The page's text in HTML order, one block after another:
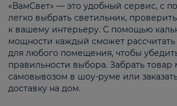
«ВамСвет» — это удобный сервис, с
легко выбрать светильник,
к вашему интерьеру. С помощью
мощности каждый сможет рассчитать
для любого помещения, чтобы
правильности выбора. Забрать
самовывозом в шоу-руме или
доставку на дом.